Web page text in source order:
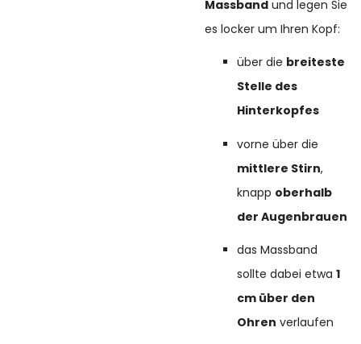
Massband und legen Sie
es locker um Ihren Kopf:
über die breiteste
Stelle des
Hinterkopfes
vorne über die
mittlere Stirn,
knapp oberhalb
der Augenbrauen
das Massband
sollte dabei etwa1
cm über den
Ohren verlaufen